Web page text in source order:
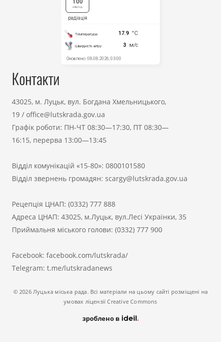
Контакти
43025, м. Луцьк, вул. Богдана Хмельницького,
19 / office@lutskrada.gov.ua
Графік роботи: ПН-ЧТ 08:30—17:30, ПТ 08:30—
16:15, перерва 13:00—13:45
Відділ комунікацій «15-80»: 0800101580
Відділ звернень громадян: scargy@lutskrada.gov.ua
Рецепція ЦНАП: (0332) 777 888
Адреса ЦНАП: 43025, м.Луцьк, вул.Лесі Українки, 35
Приймальня міського голови: (0332) 777 900
Facebook: facebook.com/lutskrada/
Telegram: t.me/lutskradanews
© 2026 Луцька міська рада. Всі матеріали на цьому сайті розміщені на
умовах ліцензії Creative Commons
зроблено в